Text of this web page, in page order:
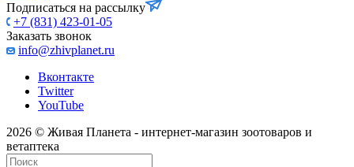
Подписаться на рассылку
+7 (831) 423-01-05
Заказать звонок
info@zhivplanet.ru
Вконтакте
Twitter
YouTube
2026 © Живая Планета - интернет-магазин зоотоваров и
ветаптека